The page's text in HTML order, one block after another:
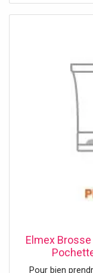
confort optimal.
excellente
dorsale
maintenir au
Elmex
Pour bien